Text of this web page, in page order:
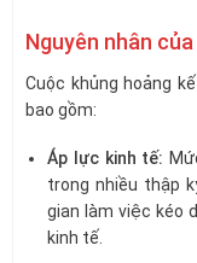
Nguyên nhân
Cuộc khủng hoảng
bao gồm:
Áp lực kinh tế:
trong nhiều thập
gian làm việc kéo
kinh tế.